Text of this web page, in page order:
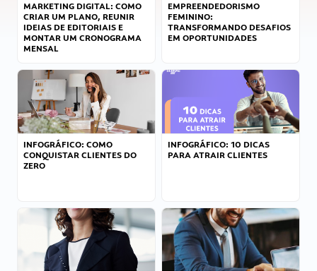
MARKETING DIGITAL: COMO
CRIAR UM PLANO, REUNIR
IDEIAS DE EDITORIAIS E
MONTAR UM CRONOGRAMA
MENSAL
EMPREENDEDORISMO
FEMININO:
TRANSFORMANDO DESAFIOS
EM OPORTUNIDADES
INFOGRÁFICO: COMO
CONQUISTAR CLIENTES DO
ZERO
INFOGRÁFICO: 10 DICAS
PARA ATRAIR CLIENTES